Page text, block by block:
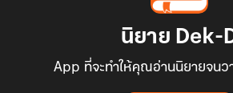
นิยาย Dek-
App ที่จะทำให้คุณอ่านนิยายจนว